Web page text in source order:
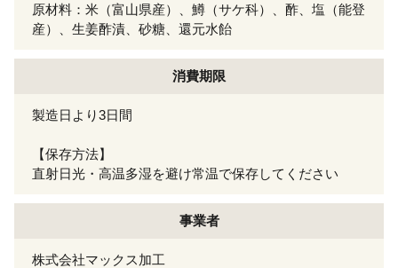
原材料：米（富山県産）、鱒（サケ科）、酢、塩（能登
産）、生姜酢漬、砂糖、還元水飴
消費期限
製造日より3日間
【保存方法】
直射日光・高温多湿を避け常温で保存してください
事業者
株式会社マックス加工